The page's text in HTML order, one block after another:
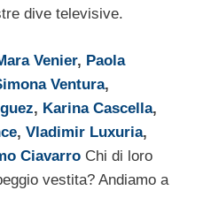
dive televisive.
Venier, Paola
Ventura,
, Karina Cascella,
, Vladimir Luxuria,
Ciavarro Chi di loro
vestita? Andiamo a